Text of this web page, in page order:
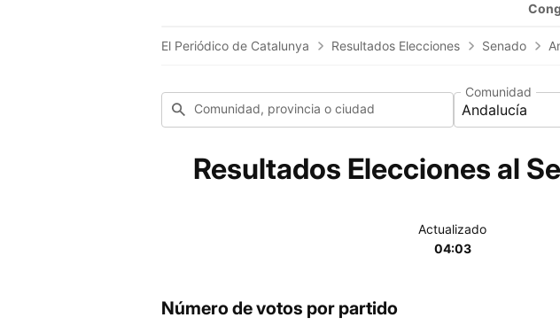
El Periódico de Catalunya Resultados Elecciones Senado
Comunidad, provincia o ciudad Andalucía
Comunidad
Resultados Elecciones al
Actualizado
04:03
Número de votos por partido